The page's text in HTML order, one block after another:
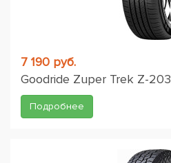
7 190 руб.
Goodride Zuper Trek Z-
Подробнее